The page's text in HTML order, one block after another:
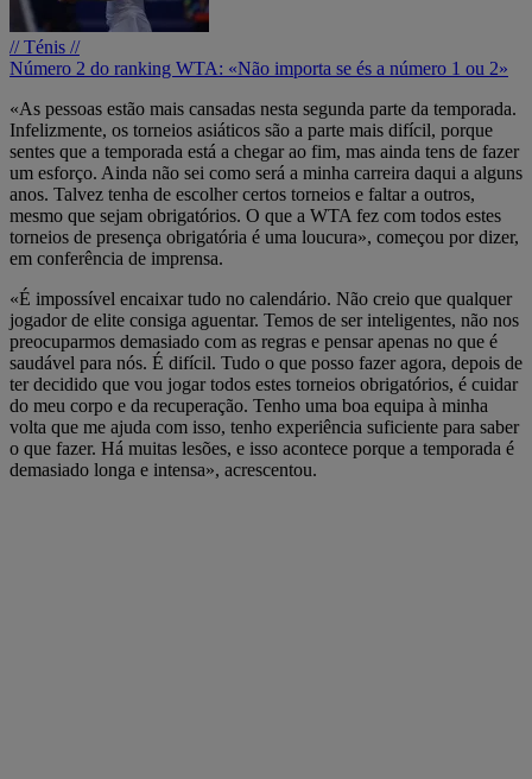
// Ténis //
Número 2 do ranking WTA: «Não importa se és a número 1 ou 2»
«As pessoas estão mais cansadas nesta segunda parte da temporada.
Infelizmente, os torneios asiáticos são a parte mais difícil, porque
sentes que a temporada está a chegar ao fim, mas ainda tens de fazer
um esforço. Ainda não sei como será a minha carreira daqui a alguns
anos. Talvez tenha de escolher certos torneios e faltar a outros,
mesmo que sejam obrigatórios. O que a WTA fez com todos estes
torneios de presença obrigatória é uma loucura», começou por dizer,
em conferência de imprensa.
«É impossível encaixar tudo no calendário. Não creio que qualquer
jogador de elite consiga aguentar. Temos de ser inteligentes, não nos
preocuparmos demasiado com as regras e pensar apenas no que é
saudável para nós. É difícil. Tudo o que posso fazer agora, depois de
ter decidido que vou jogar todos estes torneios obrigatórios, é cuidar
do meu corpo e da recuperação. Tenho uma boa equipa à minha
volta que me ajuda com isso, tenho experiência suficiente para saber
o que fazer. Há muitas lesões, e isso acontece porque a temporada é
demasiado longa e intensa», acrescentou.